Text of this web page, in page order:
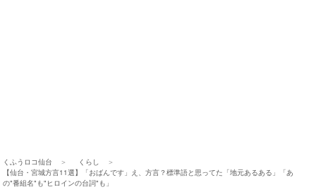
くふうロコ仙台
くらし
【仙台・宮城方言11選】「おばんです」え、方言？標準語と思ってた「地元あるある」「あ
の"番組名"も"ヒロインの台詞"も」